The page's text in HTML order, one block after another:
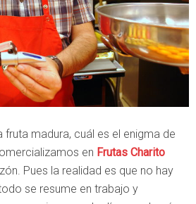
fruta madura, cuál es el enigma de
en Frutas Charito
Pues la realidad es que no hay
se resume en trabajo y